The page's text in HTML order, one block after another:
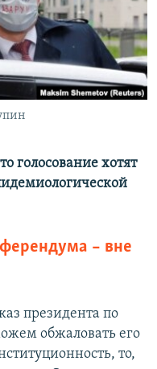
голосование хотят
– вне
президента по
обжаловать его
то,